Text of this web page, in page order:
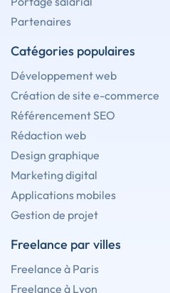
Partenaires
Catégories populaires
Développement web
Création de site e-commerce
Référencement SEO
Rédaction web
Design graphique
Marketing digital
Applications mobiles
Gestion de projet
Freelance par villes
Freelance à Paris
Freelance à Lyon